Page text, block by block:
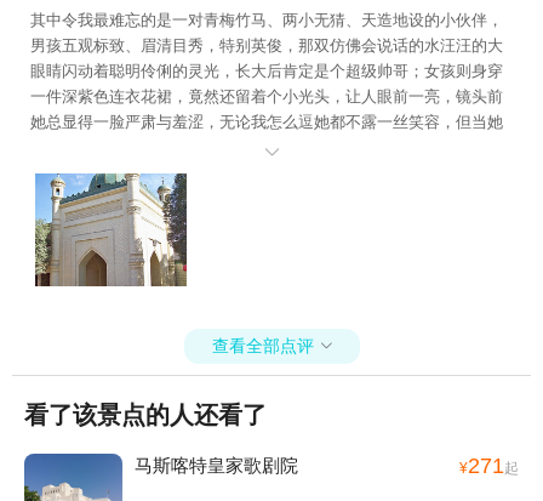
其中令我最难忘的是一对青梅竹马、两小无猜、天造地设的小伙伴，
男孩五观标致、眉清目秀，特别英俊，那双仿佛会说话的水汪汪的大
眼睛闪动着聪明伶俐的灵光，长大后肯定是个超级帅哥；女孩则身穿
一件深紫色连衣花裙，竟然还留着个小光头，让人眼前一亮，镜头前
她总显得一脸严肃与羞涩，无论我怎么逗她都不露一丝笑容，但当她
观看照片时脸上顿时绽放出如花的笑厣，还带着一对小酒窝，十分迷
人。

查看全部点评 
看了该景点的人还看了
马斯喀特皇家歌剧院 ¥271起